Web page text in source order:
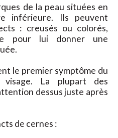
de la peau situées en
inférieure. Ils peuvent
: creusés ou colorés,
pour lui donner une
le premier symptôme du
La plupart des
dessus juste après
de cernes :